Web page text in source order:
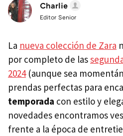
Charlie
Editor Senior
La nueva colección de Zara
por completo de las
2024(aunque sea
prendas perfectas para
temporada con estilo y
novedades encontramos
frente a la época de